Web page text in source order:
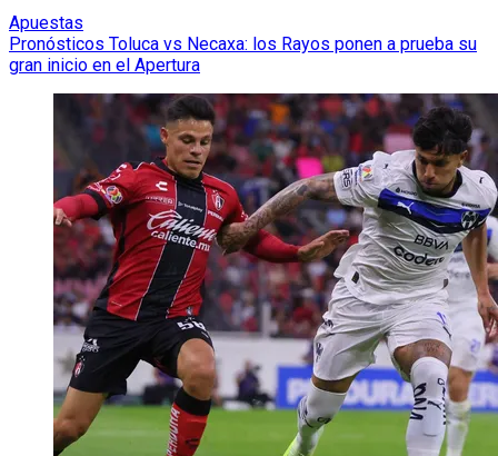
Apuestas
Pronósticos Toluca vs Necaxa: los Rayos ponen a prueba su
gran inicio en el Apertura